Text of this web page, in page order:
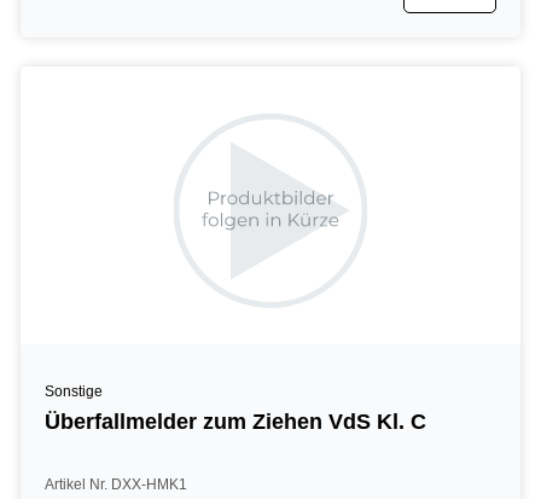
Sonstige
Überfallmelder zum Ziehen VdS Kl. C
Artikel Nr. DXX-HMK1